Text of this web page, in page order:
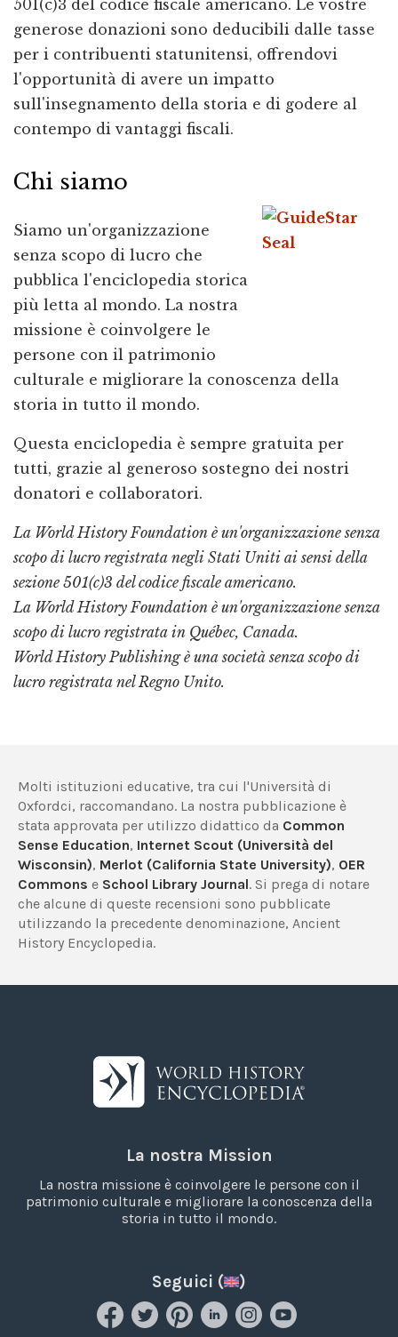
501(c)3 del codice fiscale americano. Le vostre
generose donazioni sono deducibili dalle tasse
per i contribuenti statunitensi, offrendovi
l'opportunità di avere un impatto
sull'insegnamento della storia e di godere al
contempo di vantaggi fiscali.
Chi siamo
Siamo un'organizzazione
senza scopo di lucro che
pubblica l'enciclopedia storica
più letta al mondo. La nostra
missione è coinvolgere le
persone con il patrimonio
culturale e migliorare la conoscenza della
storia in tutto il mondo.
Questa enciclopedia è sempre gratuita per
tutti, grazie al generoso sostegno dei nostri
donatori e collaboratori.
La World History Foundation è un'organizzazione senza
scopo di lucro registrata negli Stati Uniti ai sensi della
sezione 501(c)3 del codice fiscale americano.
La World History Foundation è un'organizzazione senza
scopo di lucro registrata in Québec, Canada.
World History Publishing è una società senza scopo di
lucro registrata nel Regno Unito.
Molti istituzioni educative, tra cui l'Università di
Oxfordci, raccomandano. La nostra pubblicazione è
stata approvata per utilizzo didattico da Common
Sense Education, Internet Scout (Università del
Wisconsin), Merlot (California State University), OER
Commons e School Library Journal. Si prega di notare
che alcune di queste recensioni sono pubblicate
utilizzando la precedente denominazione, Ancient
History Encyclopedia.
La nostra Mission
La nostra missione è coinvolgere le persone con il
patrimonio culturale e migliorare la conoscenza della
storia in tutto il mondo.
Seguici ( )